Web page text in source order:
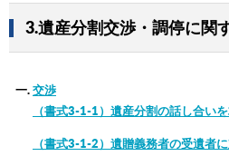
3.遺産分割交渉・調停に関
交渉
（書式3-1-1）遺産分割の話し合い
（書式3-1-2）遺贈義務者の受遺者